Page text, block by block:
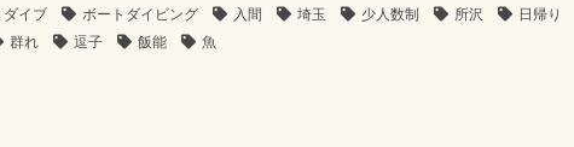
ダイブ ボートダイビング 入間 埼玉 少人数制 所沢
日帰り
群れ 逗子 飯能 魚